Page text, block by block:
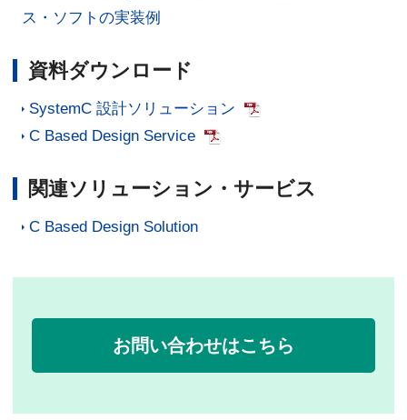
ス・ソフトの実装例
資料ダウンロード
SystemC 設計ソリューション
C Based Design Service
関連ソリューション・サービス
C Based Design Solution
お問い合わせはこちら